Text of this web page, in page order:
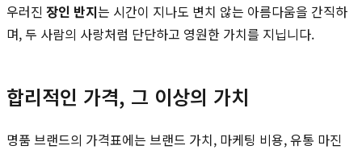
우러진 장인 반지는 시간이 지나도 변치 않는 아름다움을 간직하
며, 두 사람의 사랑처럼 단단하고 영원한 가치를 지닙니다.
합리적인 가격, 그 이상의 가치
명품 브랜드의 가격표에는 브랜드 가치, 마케팅 비용, 유통 마진